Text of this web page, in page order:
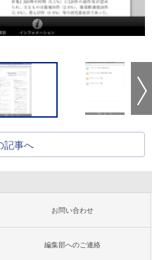
記事へ
お問い合わせ
編集部へのご連絡